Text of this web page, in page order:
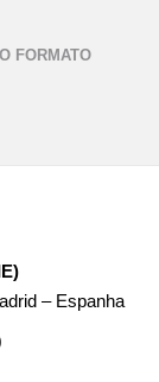
FORMATO
– Espanha